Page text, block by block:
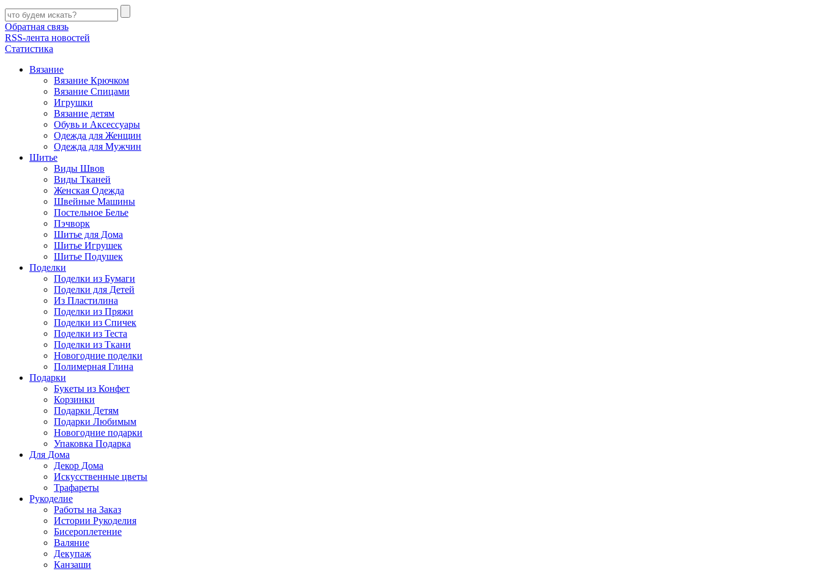
Обратная связь
RSS-лента новостей
Статистика
Вязание
Вязание Крючком
Вязание Спицами
Игрушки
Вязание детям
Обувь и Аксессуары
Одежда для Женщин
Одежда для Мужчин
Шитье
Виды Швов
Виды Тканей
Женская Одежда
Швейные Машины
Постельное Белье
Пэчворк
Шитье для Дома
Шитье Игрушек
Шитье Подушек
Поделки
Поделки из Бумаги
Поделки для Детей
Из Пластилина
Поделки из Пряжи
Поделки из Спичек
Поделки из Теста
Поделки из Ткани
Новогодние поделки
Полимерная Глина
Подарки
Букеты из Конфет
Корзинки
Подарки Детям
Подарки Любимым
Новогодние подарки
Упаковка Подарка
Для Дома
Декор Дома
Искусственные цветы
Трафареты
Рукоделие
Работы на Заказ
Истории Рукоделия
Бисероплетение
Валяние
Декупаж
Канзаши